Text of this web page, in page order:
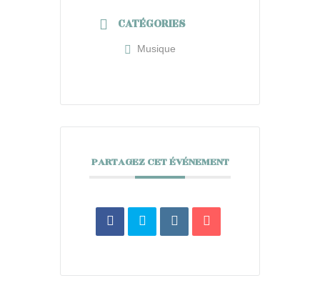
CATÉGORIES
Musique
PARTAGEZ CET ÉVÉNEMENT